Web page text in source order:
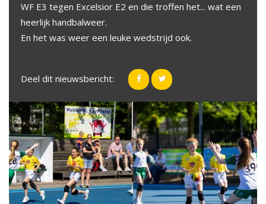
WF E3 tegen Excelsior E2 en die troffen het... wat een
heerlijk handbalweer.
En het was weer een leuke wedstrijd ook.
Deel dit nieuwsbericht: